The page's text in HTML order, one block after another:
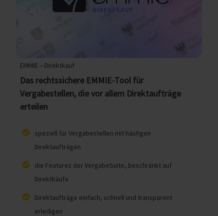
EMMIE – Direktkauf
Das rechtssichere EMMIE-Tool für
Vergabestellen, die vor allem Direktaufträge
erteilen
speziell für Vergabestellen mit häufigen
Direktaufträgen
die Features der VergabeSuite, beschränkt auf
Direktkäufe
Direktaufträge einfach, schnell und transparent
erledigen